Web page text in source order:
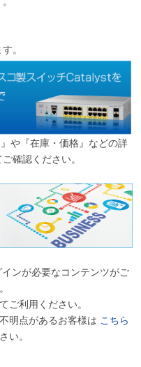
。
や『在庫・価格』などの詳
確認ください。
ンが必要なコンテンツがご
ご利用ください。
明点があるお客様は こちら
い。